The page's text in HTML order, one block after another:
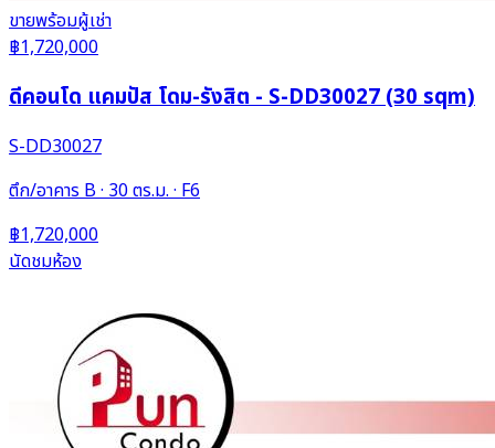
ขายพร้อมผู้เช่า
฿1,720,000
ดีคอนโด แคมปัส โดม-รังสิต - S-DD30027 (30 sqm)
S-DD30027
ตึก/อาคาร B · 30 ตร.ม. · F6
฿1,720,000
นัดชมห้อง